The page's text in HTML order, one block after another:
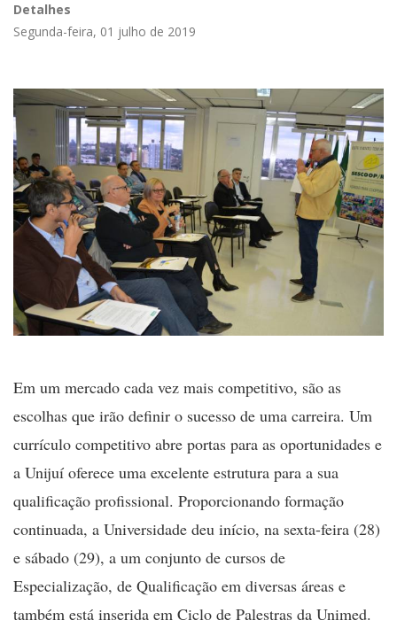
Detalhes
Segunda-feira, 01 julho de 2019
Em um mercado cada vez mais competitivo, são as
escolhas que irão definir o sucesso de uma carreira. Um
currículo competitivo abre portas para as oportunidades e
a Unijuí oferece uma excelente estrutura para a sua
qualificação profissional. Proporcionando formação
continuada, a Universidade deu início, na sexta-feira (28)
e sábado (29), a um conjunto de cursos de
Especialização, de Qualificação em diversas áreas e
também está inserida em Ciclo de Palestras da Unimed.